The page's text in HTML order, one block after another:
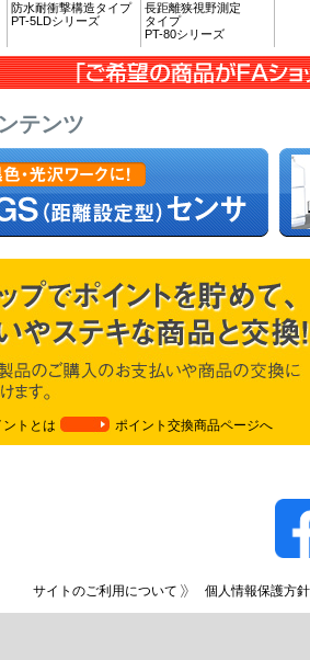
防水耐衝撃構造タイプ
PT-5LDシリーズ
長距離狭視野測定
タイプ
PT-80シリーズ
テンツ
ントとは ポイント交換商品ページへ
サイトのご利用について 個人情報保護方針